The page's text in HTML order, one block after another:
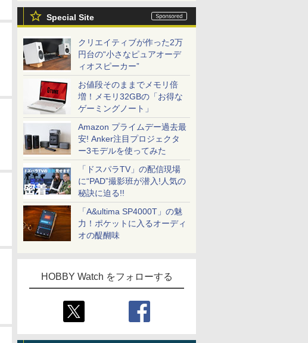
Special Site
クリエイティブが作った2万
円台の“小さなピュアオーデ
ィオスピーカー”
お値段そのままでメモリ倍
増！メモリ32GBの「お得な
ゲーミングノート」
Amazon プライムデー過去最
安! Anker注目プロジェクタ
ー3モデルを使ってみた
「ドスパラTV」の配信現場
に“PAD”撮影班が潜入!人気の
秘訣に迫る!!
「A&ultima SP4000T」の魅
力！ポケットに入るオーディ
オの醍醐味
HOBBY Watch をフォローする